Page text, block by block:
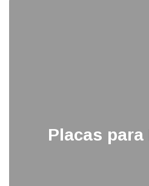
Placas